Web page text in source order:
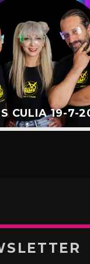
CULIA 19-7-